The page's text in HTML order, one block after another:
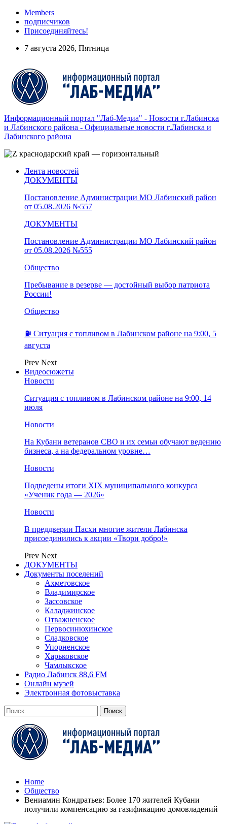
Members
подписчиков
Присоединяйтесь!
7 августа 2026, Пятница
Информационный портал "Лаб-Медиа" - Новости г.Лабинска
и Лабинского района - Официальные новости г.Лабинска и
Лабинского района
Лента новостей
ДОКУМЕНТЫ
Постановление Администрации МО Лабинский район
от 05.08.2026 №557
ДОКУМЕНТЫ
Постановление Администрации МО Лабинский район
от 05.08.2026 №555
Общество
Пребывание в резерве — достойный выбор патриота
России!
Общество
⛽️ Ситуация с топливом в Лабинском районе на 9:00, 5
августа
Prev Next
Видеосюжеты
Новости
Ситуация с топливом в Лабинском районе на 9:00, 14
июля
Новости
На Кубани ветеранов СВО и их семьи обучают ведению
бизнеса, а на федеральном уровне…
Новости
Подведены итоги XIX муниципального конкурса
«Ученик года — 2026»
Новости
В преддверии Пасхи многие жители Лабинска
присоединились к акции «Твори добро!»
Prev Next
ДОКУМЕНТЫ
Документы поселений
Ахметовское
Владимирское
Зассовское
Каладжинское
Отважненское
Первосинюхинское
Сладковское
Упорненское
Харьковское
Чамлыкское
Радио Лабинск 88,6 FM
Онлайн музей
Электронная фотовыставка
Home
Общество
Вениамин Кондратьев: Более 170 жителей Кубани
получили компенсацию за газификацию домовладений